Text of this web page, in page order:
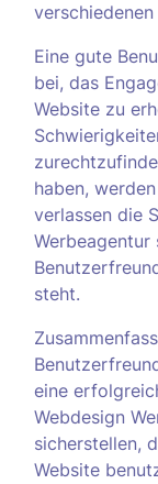
Eine gute
bei, das
Website zu
haben,
verlassen die
steht.
eine
Webdesign
sicherstellen,
Website